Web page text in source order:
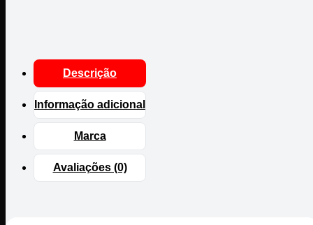
Descrição
Informação adicional
Marca
Avaliações (0)